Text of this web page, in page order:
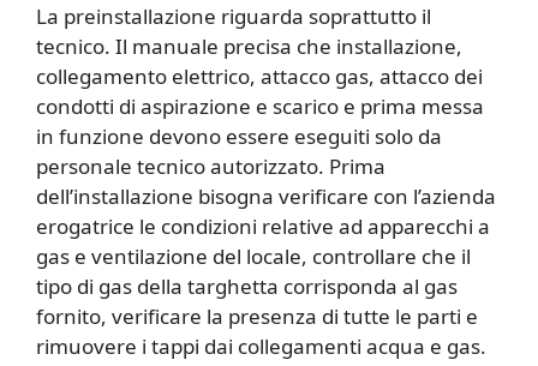
La preinstallazione riguarda soprattutto il
tecnico. Il manuale precisa che installazione,
collegamento elettrico, attacco gas, attacco dei
condotti di aspirazione e scarico e prima messa
in funzione devono essere eseguiti solo da
personale tecnico autorizzato. Prima
dell’installazione bisogna verificare con l’azienda
erogatrice le condizioni relative ad apparecchi a
gas e ventilazione del locale, controllare che il
tipo di gas della targhetta corrisponda al gas
fornito, verificare la presenza di tutte le parti e
rimuovere i tappi dai collegamenti acqua e gas.